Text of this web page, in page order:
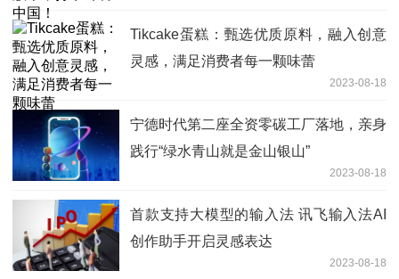
Tikcake蛋糕：甄选优质原料，融入创意
灵感，满足消费者每一颗味蕾
2023-08-18
宁德时代第二座全资零碳工厂落地，亲身
践行“绿水青山就是金山银山”
2023-08-18
首款支持大模型的输入法 讯飞输入法AI
创作助手开启灵感表达
2023-08-18